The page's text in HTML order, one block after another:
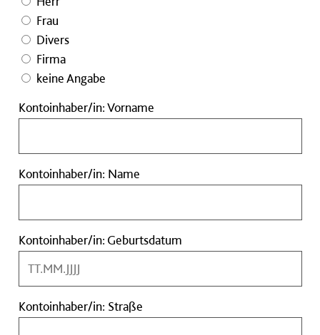
Frau
Divers
Firma
keine Angabe
Kontoinhaber/in: Vorname
Vorname
Kontoinhaber/in: Name
Name
Kontoinhaber/in: Geburtsdatum
Geburtsdatum
Kontoinhaber/in: Straße
Straße